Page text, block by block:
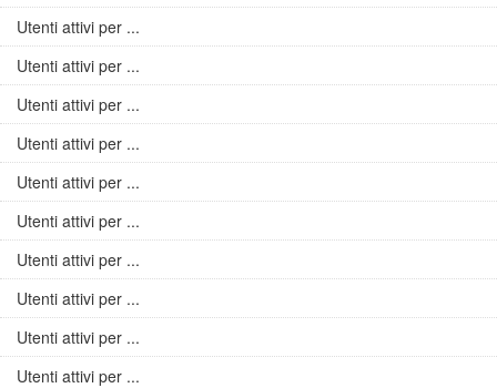
Utenti attivi per ...
Utenti attivi per ...
Utenti attivi per ...
Utenti attivi per ...
Utenti attivi per ...
Utenti attivi per ...
Utenti attivi per ...
Utenti attivi per ...
Utenti attivi per ...
Utenti attivi per ...